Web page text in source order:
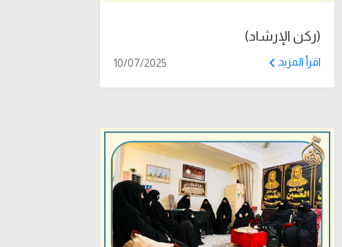
(ركن الإرشاد)
اقرأ المزيد 10/07/2025